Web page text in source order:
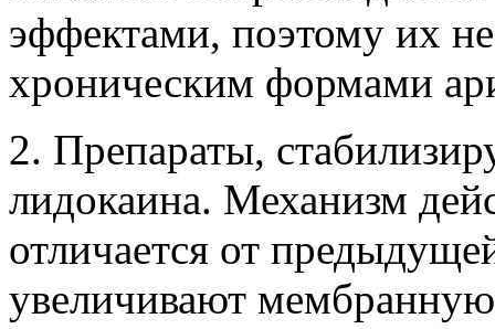
эффектами, поэтому их
хроническим формами
2. Препараты,
лидокаина. Механизм
отличается от
увеличивают